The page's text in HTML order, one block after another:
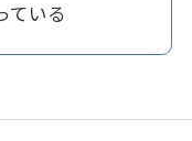
ている